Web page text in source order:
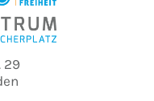
29